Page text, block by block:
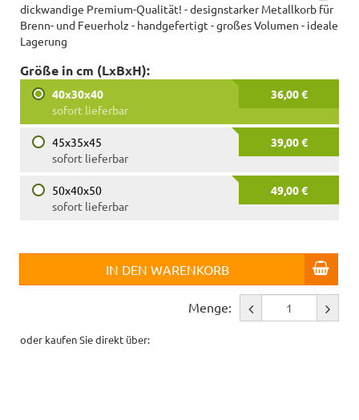
dickwandige Premium-Qualität! - designstarker Metallkorb für
Brenn- und Feuerholz - handgefertigt - großes Volumen - ideale
Lagerung
Größe in cm (LxBxH):
40x30x40
36,00 €
sofort lieferbar
45x35x45
39,00 €
sofort lieferbar
50x40x50
49,00 €
sofort lieferbar
IN DEN WARENKORB
Menge:
oder kaufen Sie direkt über: